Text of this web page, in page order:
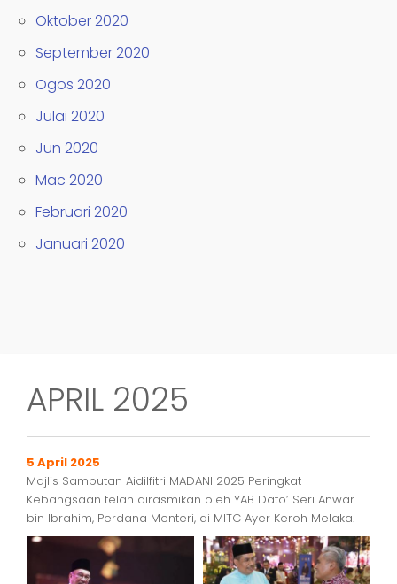
Oktober 2020
September 2020
Ogos 2020
Julai 2020
Jun 2020
Mac 2020
Februari 2020
Januari 2020
APRIL 2025
5 April 2025
Majlis Sambutan Aidilfitri MADANI 2025 Peringkat
Kebangsaan telah dirasmikan oleh YAB Dato’ Seri Anwar
bin Ibrahim, Perdana Menteri, di MITC Ayer Keroh Melaka.